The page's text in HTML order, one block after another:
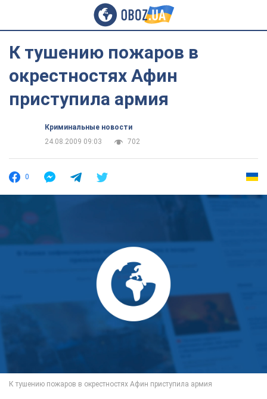
К тушению пожаров в
окрестностях Афин
приступила армия
Криминальные новости
24.08.2009 09:03
702
0